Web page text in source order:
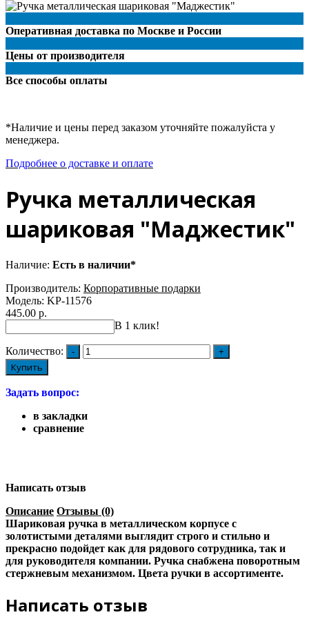
Оперативная доставка по Москве и России
Цены от производителя
Все способы оплаты
*Наличие и цены перед заказом уточняйте пожалуйста у
менеджера.
Подробнее о доставке и оплате
Ручка металлическая
шариковая "Маджестик"
Наличие: Есть в наличии*
Производитель: Корпоративные подарки
Модель: KP-11576
445.00 р.
В 1 клик!
Количество:
Купить
Задать вопрос:
в закладки
сравнение
Написать отзыв
Описание Отзывы (0)
Шариковая ручка в металлическом корпусе с
золотистыми деталями выглядит строго и стильно и
прекрасно подойдет как для рядового сотрудника, так и
для руководителя компании. Ручка снабжена поворотным
стержневым механизмом. Цвета ручки в ассортименте.
Написать отзыв